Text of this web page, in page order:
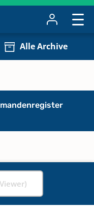
Alle Archive